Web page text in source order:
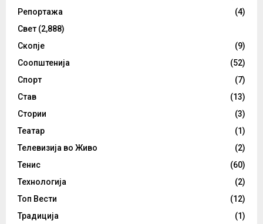
Репортажа
(4)
Свет (2,888)
Скопје
(9)
Соопштенија
(52)
Спорт
(7)
Став
(13)
Стории
(3)
Театар
(1)
Телевизија во Живо
(2)
Тенис
(60)
Технологија
(2)
Топ Вести
(12)
Традиција
(1)